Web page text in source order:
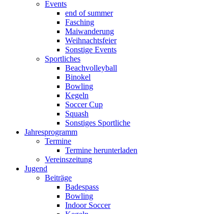
Events
end of summer
Fasching
Maiwanderung
Weihnachtsfeier
Sonstige Events
Sportliches
Beachvolleyball
Binokel
Bowling
Kegeln
Soccer Cup
Squash
Sonstiges Sportliche
Jahresprogramm
Termine
Termine herunterladen
Vereinszeitung
Jugend
Beiträge
Badespass
Bowling
Indoor Soccer